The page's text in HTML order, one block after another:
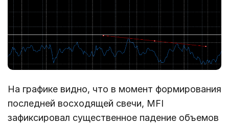
На графике видно, что в момент формирования
последней восходящей свечи, MFI
зафиксировал существенное падение объемов